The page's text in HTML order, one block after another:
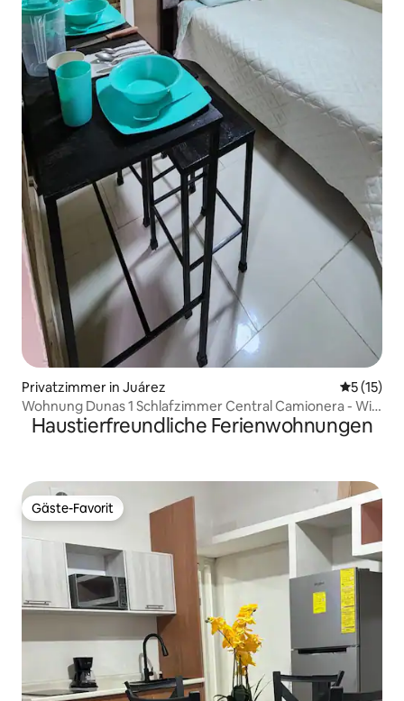
Privatzimmer in Juárez
5 (15)
Wohnung Dunas 1 Schlafzimmer Central Camionera - Wir
stellen Rechnung
Haustierfreundliche Ferienwohnungen
Gäste-Favorit
Gäste-Favorit